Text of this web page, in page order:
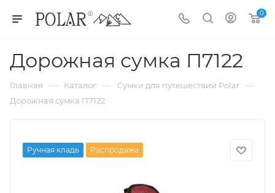
0
Дорожная сумка П7122
Главная — Каталог — Сумки для путешествий Polar —
Дорожная сумка П7122
Ручная кладь Распродажа